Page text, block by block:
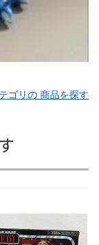
ゴリの 商品を探す